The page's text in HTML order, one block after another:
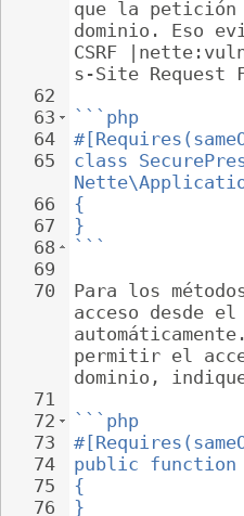
62
63
64
65
66
67
68
69
70
71
72
73
74
75
76
que la petición
dominio. Eso
CSRF
s-Site Request
```php
class
{
}
```
Para los
acceso desde
permitir el
dominio,
```php
public
{
}